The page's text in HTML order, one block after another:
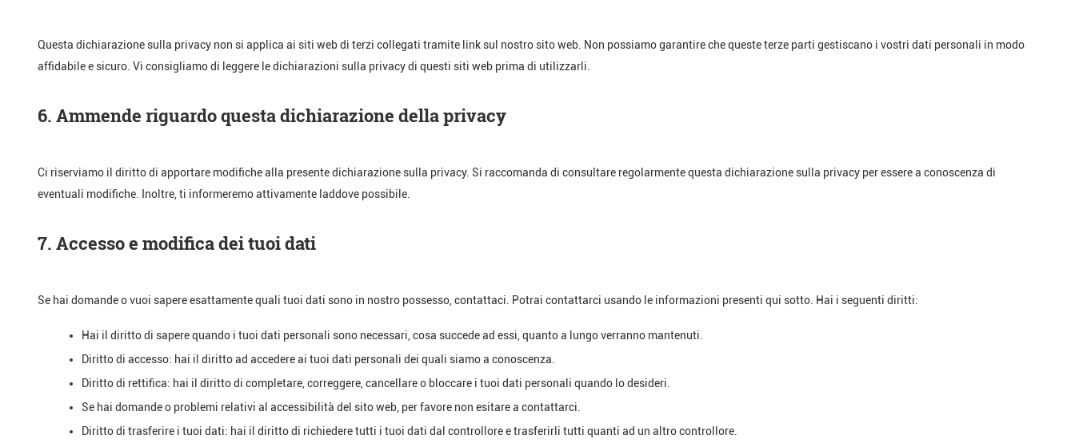
Questa dichiarazione sulla privacy non si applica ai siti web di terzi collegati tramite link sul nostro sito web. Non possiamo garantire che queste terze parti gestiscano i vostri dati personali in modo
affidabile e sicuro. Vi consigliamo di leggere le dichiarazioni sulla privacy di questi siti web prima di utilizzarli.
6. Ammende riguardo questa dichiarazione della privacy
Ci riserviamo il diritto di apportare modifiche alla presente dichiarazione sulla privacy. Si raccomanda di consultare regolarmente questa dichiarazione sulla privacy per essere a conoscenza di
eventuali modifiche. Inoltre, ti informeremo attivamente laddove possibile.
7. Accesso e modifica dei tuoi dati
Se hai domande o vuoi sapere esattamente quali tuoi dati sono in nostro possesso, contattaci. Potrai contattarci usando le informazioni presenti qui sotto. Hai i seguenti diritti:
Hai il diritto di sapere quando i tuoi dati personali sono necessari, cosa succede ad essi, quanto a lungo verranno mantenuti.
Diritto di accesso: hai il diritto ad accedere ai tuoi dati personali dei quali siamo a conoscenza.
Diritto di rettifica: hai il diritto di completare, correggere, cancellare o bloccare i tuoi dati personali quando lo desideri.
Se hai domande o problemi relativi al accessibilità del sito web, per favore non esitare a contattarci.
Diritto di trasferire i tuoi dati: hai il diritto di richiedere tutti i tuoi dati dal controllore e trasferirli tutti quanti ad un altro controllore.